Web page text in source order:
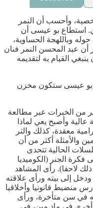
وأحسب أن النمر
استطاع بو عيسى أن
وباللهجة الحساوية،
أن عبد المحسن النمر فنان
القيام به لتقديمه
بو عيسى ستكون مخزن
من الخبرات عبر مطالعة
عالية وأصبح يعي لماذا
معقدة، كذلك والتر
والأمثلة أكثر من أن
الحالية تتحدى
الجنر (الكوميديا
لاحقا). رأى المشاهد
إلى بيته ورأى علاقته
منضبط قانونيا وأخلاقيا
في سن متأخرة، ورأى
في ماد مين، في